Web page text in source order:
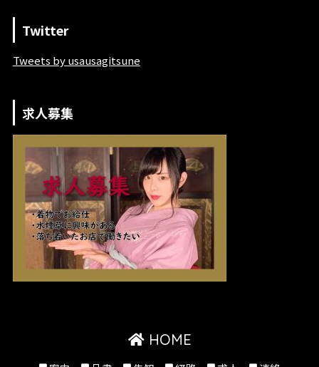
Twitter
Tweets by usausagitsune
求人募集
HOME